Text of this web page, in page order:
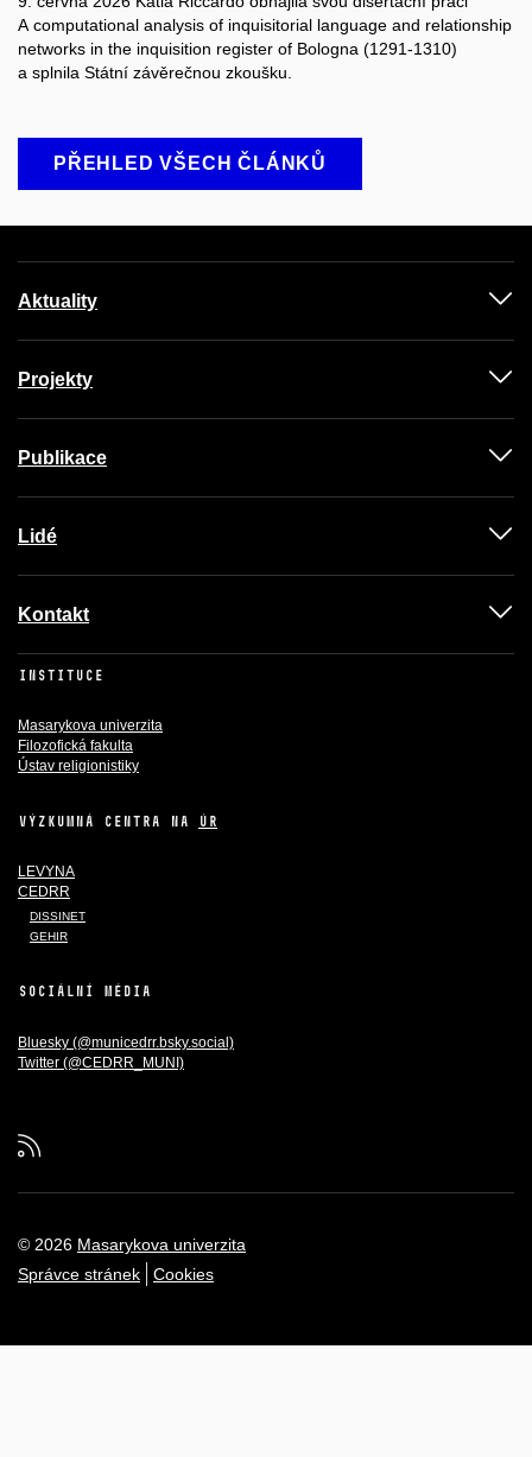
A computational analysis of inquisitorial language and relationship
networks in the inquisition register of Bologna (1291-1310)
a splnila Státní závěrečnou zkoušku.
PŘEHLED VŠECH ČLÁNKŮ
Aktuality
Projekty
Publikace
Lidé
Kontakt
INSTITUCE
Masarykova univerzita
Filozofická fakulta
Ústav religionistiky
VÝZKUMNÁ CENTRA NA ÚR
LEVYNA
CEDRR
DISSINET
GEHIR
SOCIÁLNÍ MÉDIA
Bluesky (@municedrr.bsky.social)
Twitter (@CEDRR_MUNI)
© 2026 Masarykova univerzita
Správce stránek
Cookies
RSS